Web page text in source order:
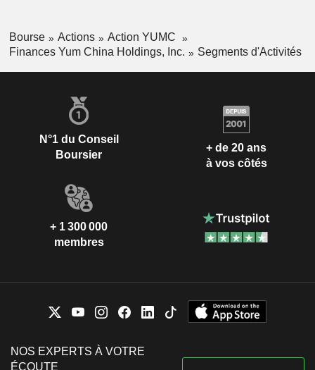
Bourse Actions
Action YUMC
Finances Yum China Holdings, Inc.
Segments d'Activités
N°1 du Conseil
Boursier
+ de 20 ans
à vos côtés
+ 1 300 000
membres
NOS EXPERTS À VOTRE
ÉCOUTE